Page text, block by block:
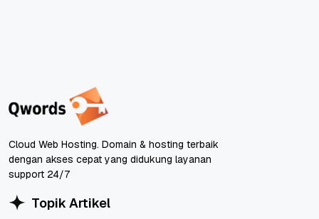
Cloud Web Hosting. Domain & hosting terbaik
dengan akses cepat yang didukung layanan
support 24/7
Topik Artikel